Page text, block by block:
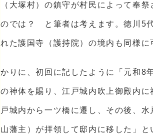
（大塚村）の鎮守が村民によって奉
のでは？ と筆者は考えます。徳川5
れた護国寺（護持院）の境内も同様に
かりに、初回に記したように「元和8
の神体を賜り、江戸城内吹上御殿内
戸城内から一ツ橋に遷し、その後、
山藩主）が拝領して邸内に移した」